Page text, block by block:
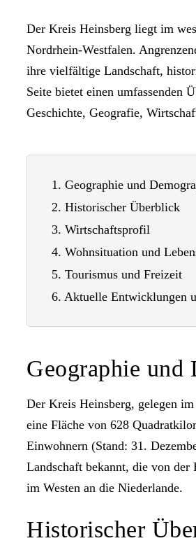
Der Kreis Heinsberg liegt im
Nordrhein-Westfalen.
ihre vielfältige Landschaft,
Seite bietet einen umfassenden
Geschichte, Geografie,
Geographie und
Historischer Überblick
Wirtschaftsprofil
Wohnsituation und
Tourismus und Freizeit
Aktuelle Entwicklungen
Geographie und
Der Kreis Heinsberg, gelegen
eine Fläche von 628
Einwohnern (Stand: 31.
Landschaft bekannt, die von
im Westen an die Niederlande​​.
Historischer